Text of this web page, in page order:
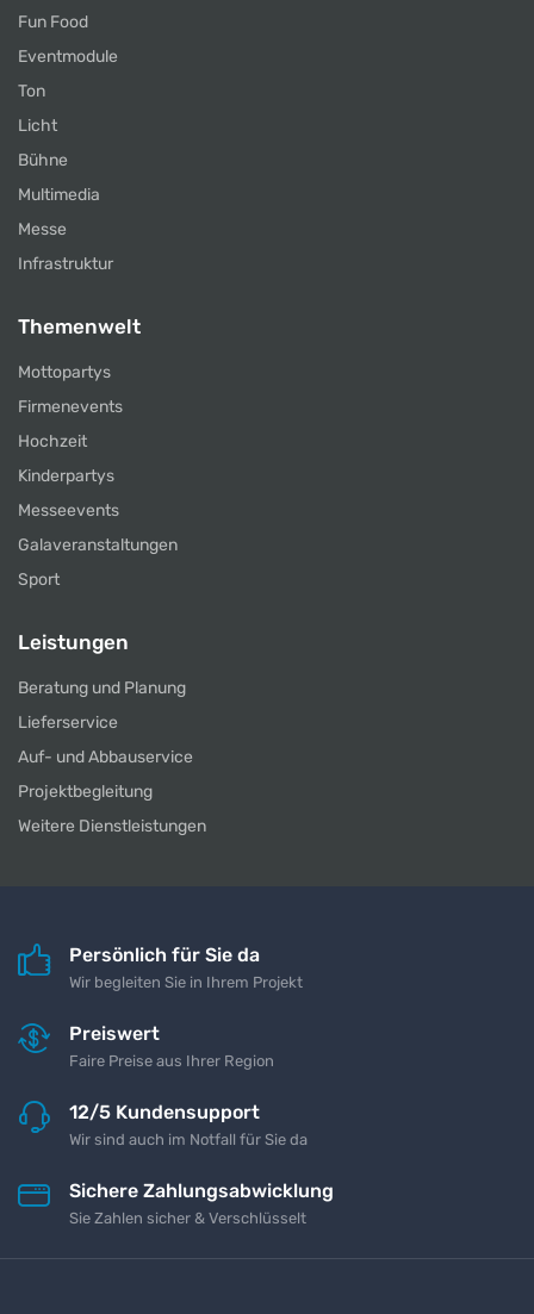
Fun Food
Eventmodule
Ton
Licht
Bühne
Multimedia
Messe
Infrastruktur
Themenwelt
Mottopartys
Firmenevents
Hochzeit
Kinderpartys
Messeevents
Galaveranstaltungen
Sport
Leistungen
Beratung und Planung
Lieferservice
Auf- und Abbauservice
Projektbegleitung
Weitere Dienstleistungen
Persönlich für Sie da
Wir begleiten Sie in Ihrem Projekt
Preiswert
Faire Preise aus Ihrer Region
12/5 Kundensupport
Wir sind auch im Notfall für Sie da
Sichere Zahlungsabwicklung
Sie Zahlen sicher & Verschlüsselt